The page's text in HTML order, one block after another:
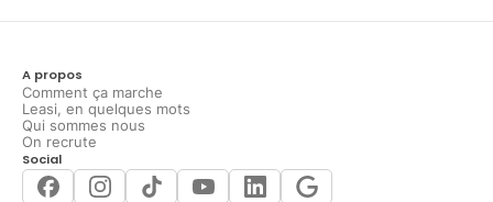
A propos
Comment ça marche
Leasi, en quelques mots
Qui sommes nous
On recrute
Social